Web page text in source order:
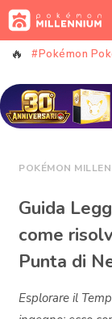
Vai
al
contenuto#Pokémon
POKÉMON
Guida
come
Punta di
Esplorare il